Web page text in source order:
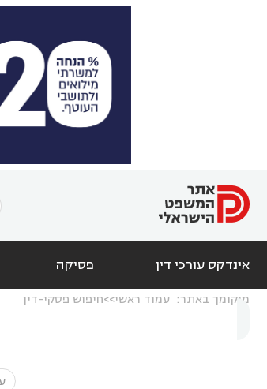
אינדקס עורכי דין פסיקה
מיקומך באתר: עמוד ראשי חיפוש פסקי-דין